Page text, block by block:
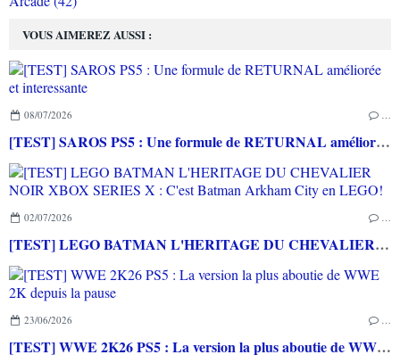
VOUS AIMEREZ AUSSI :
08/07/2026
[TEST] SAROS PS5 : Une formule de RETURNAL améliorée et interessante
02/07/2026
[TEST] LEGO BATMAN L'HERITAGE DU CHEVALIER NOIR XBOX SERIES X : C'est Batman Arkham City en LEGO!
23/06/2026
[TEST] WWE 2K26 PS5 : La version la plus aboutie de WWE 2K depuis la pause